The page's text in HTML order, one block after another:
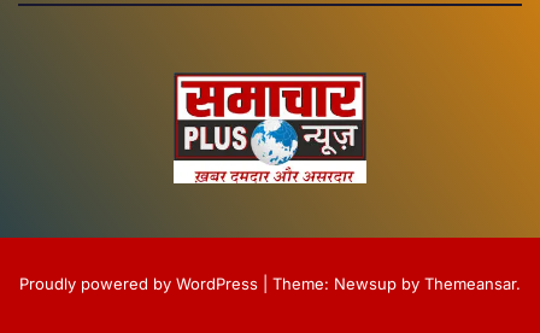
Proudly powered by WordPress Theme: Newsup by Themeansar.